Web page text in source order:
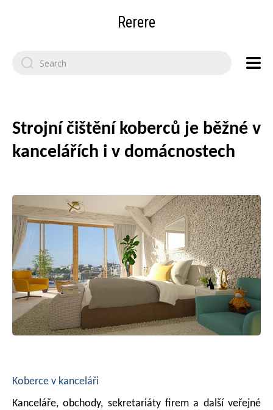
Rerere
Search
for:
Strojní čištění koberců je běžné v
kancelářích i v domácnostech
Koberce v kanceláři
Kanceláře, obchody, sekretariáty firem a další veřejné